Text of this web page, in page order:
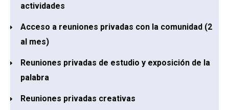
actividades
Acceso a reuniones privadas con la comunidad (2
al mes)
Reuniones privadas de estudio y exposición de la
palabra
Reuniones privadas creativas